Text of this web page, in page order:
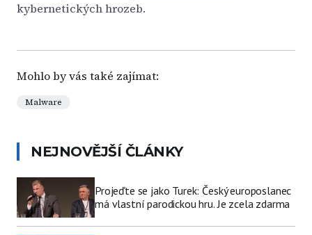
kybernetických hrozeb.
Mohlo by vás také zajímat:
Malware
NEJNOVĚJŠÍ ČLÁNKY
Projeďte se jako Turek: Český europoslanec
má vlastní parodickou hru. Je zcela zdarma